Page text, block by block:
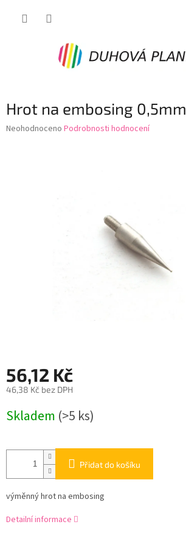
Hrot na embosing 0,5mm
Průměrné
Neohodnoceno Podrobnosti hodnocení
56,12 Kč
46,38 Kč bez DPH
cena:
Skladem (>5 ks)
Přidat do košíku
výměnný hrot na embosing
Detailní informace